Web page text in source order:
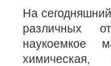
На
различных
наукоемкое
химическая,